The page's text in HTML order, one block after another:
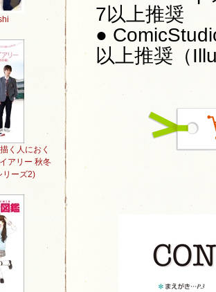
く人におく
アリー 秋冬
リーズ2)
7以上推奨
●
以上推奨（